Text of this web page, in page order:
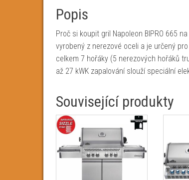
Popis
Proč si koupit gril Napoleon BIPRO 665
vyrobený z nerezové oceli a je určený
celkem 7 hořáky (5 nerezových hořáků
až 27 kWK zapalování slouží speciální
Související produkty